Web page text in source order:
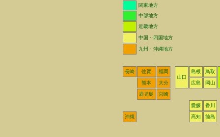
関東地方
中部地方
近畿地方
中国・四国地方
九州・沖縄地方
長崎 佐賀
福岡
山口
島根
鳥取
熊本
大分 広島 岡山
鹿児島 宮崎
愛媛 香川
沖縄 高知 徳島